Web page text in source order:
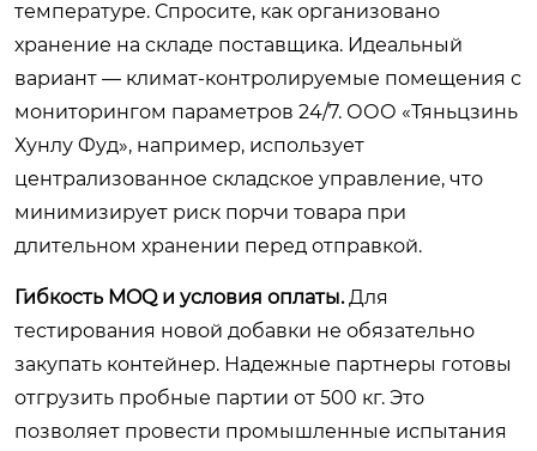
температуре. Спросите, как организовано
хранение на складе поставщика. Идеальный
вариант — климат-контролируемые помещения с
мониторингом параметров 24/7. ООО «Тяньцзинь
Хунлу Фуд», например, использует
централизованное складское управление, что
минимизирует риск порчи товара при
длительном хранении перед отправкой.
Гибкость MOQ и условия оплаты.Для
тестирования новой добавки не обязательно
закупать контейнер. Надежные партнеры готовы
отгрузить пробные партии от 500 кг. Это
позволяет провести промышленные испытания